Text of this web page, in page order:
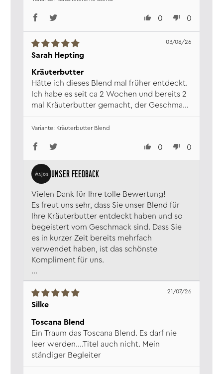
immer zuhause.
0 0
Sarah Hepting
03/08/26
Kräuterbutter
Hätte ich dieses Blend mal früher entdeckt.
Ich habe es seit ca 2 Wochen und bereits 2
mal Kräuterbutter gemacht, der Geschmack
0 0
Vielen Dank für Ihre tolle Bewertung!
Es freut uns sehr, dass Sie unser Blend für
Ihre Kräuterbutter entdeckt haben und so
begeistert vom Geschmack sind. Dass Sie
es in kurzer Zeit bereits mehrfach
verwendet haben, ist das schönste
Kompliment für uns.
...
Kräuterbutter Blend
Silke
21/07/26
Toscana Blend
Ein Traum das Toscana Blend. Es darf nie
leer werden....Titel auch nicht. Mein
ständiger Begleiter